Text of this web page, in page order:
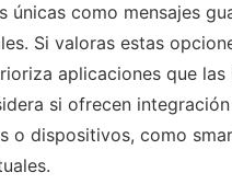
únicas como mensajes
Si valoras estas
aplicaciones que las
si ofrecen
o dispositivos, como